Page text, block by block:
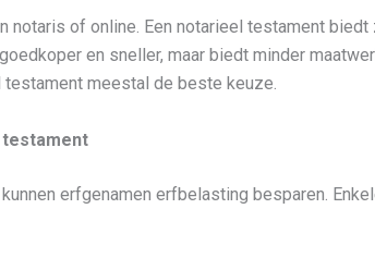
notaris of online. Een notarieel testament
en sneller, maar biedt minder
meestal de beste keuze.
testament
erfgenamen erfbelasting besparen.